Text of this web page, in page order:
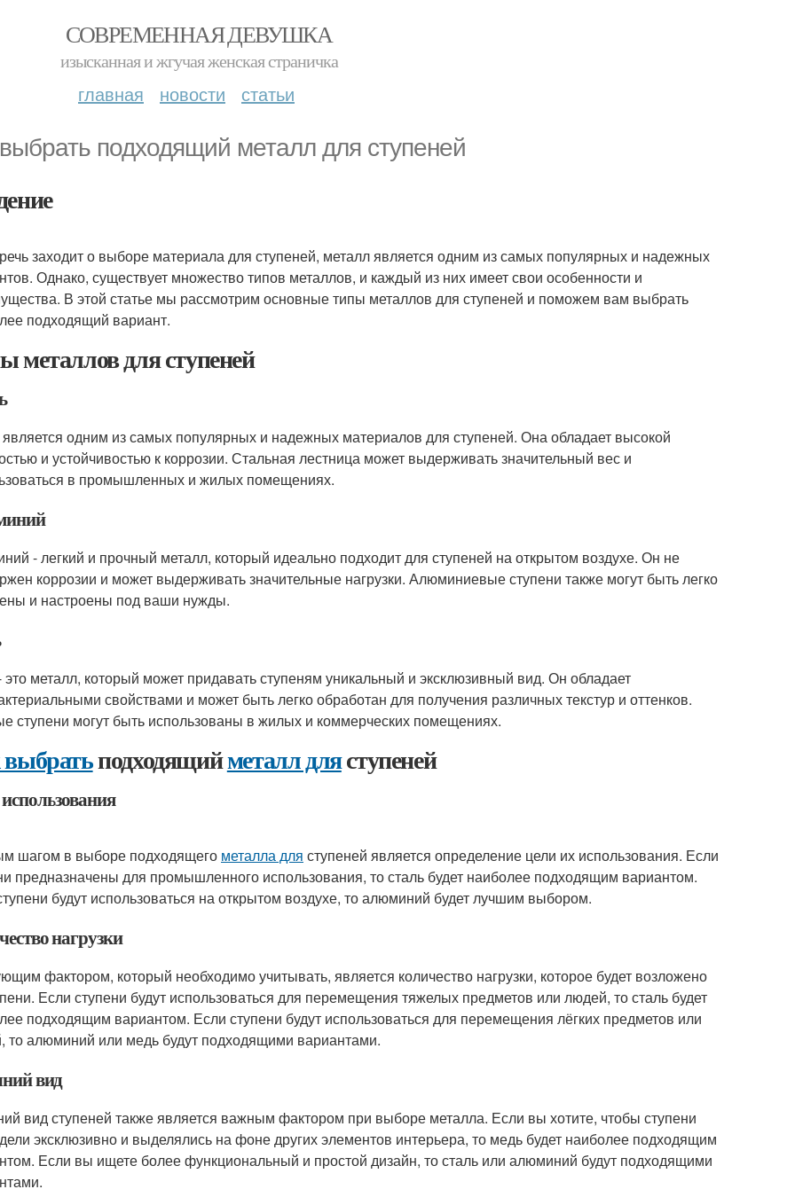
СОВРЕМЕННАЯ ДЕВУШКА
изысканная и жгучая женская страничка
главная новости статьи
подходящий металл для ступеней
заходит о выборе материала для ступеней, металл является одним из самых популярных и надежных
Однако, существует множество типов металлов, и каждый из них имеет свои особенности и
В этой статье мы рассмотрим основные типы металлов для ступеней и поможем вам выбрать
подходящий вариант.
металлов для ступеней
одним из самых популярных и надежных материалов для ступеней. Она обладает высокой
и устойчивостью к коррозии. Стальная лестница может выдерживать значительный вес и
в промышленных и жилых помещениях.
- легкий и прочный металл, который идеально подходит для ступеней на открытом воздухе. Он не
коррозии и может выдерживать значительные нагрузки. Алюминиевые ступени также могут быть легко
и настроены под ваши нужды.
металл, который может придавать ступеням уникальный и эксклюзивный вид. Он обладает
свойствами и может быть легко обработан для получения различных текстур и оттенков.
ступени могут быть использованы в жилых и коммерческих помещениях.
подходящийметалл дляступеней
шагом в выборе подходящего металла для ступеней является определение цели их использования. Если
предназначены для промышленного использования, то сталь будет наиболее подходящим вариантом.
будут использоваться на открытом воздухе, то алюминий будет лучшим выбором.
нагрузки
фактором, который необходимо учитывать, является количество нагрузки, которое будет возложено
Если ступени будут использоваться для перемещения тяжелых предметов или людей, то сталь будет
подходящим вариантом. Если ступени будут использоваться для перемещения лёгких предметов или
то алюминий или медь будут подходящими вариантами.
вид
вид ступеней также является важным фактором при выборе металла. Если вы хотите, чтобы ступени
эксклюзивно и выделялись на фоне других элементов интерьера, то медь будет наиболее подходящим
Если вы ищете более функциональный и простой дизайн, то сталь или алюминий будут подходящими